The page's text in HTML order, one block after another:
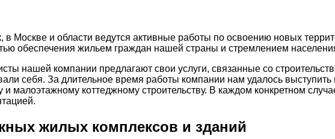
в Москве и области ведутся активные работы по освоению новых
обеспечения жильем граждан нашей страны и стремлением
нашей компании предлагают свои услуги, связанные со
себя. За длительное время работы компании нам удалось
и малоэтажному коттеджному строительству. В каждом конкретном
жилых комплексов и зданий